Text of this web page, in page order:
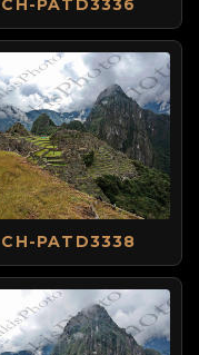
CH-PATD3336
CH-PATD3338